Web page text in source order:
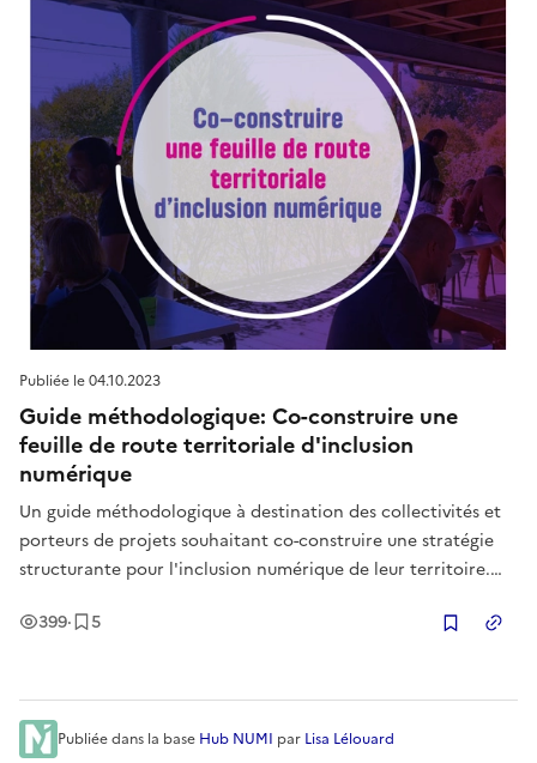
Publiée le04.10.2023
Guide méthodologique: Co-construire une
feuille de route territoriale d'inclusion
numérique
Un guide méthodologique à destination des collectivités et
porteurs de projets souhaitant co-construire une stratégie
structurante pour l'inclusion numérique de leur territoire.
territoriales, Hubikoop et Pays et Quartiers de Nouvelle A
399Vues
· 5Enregistrement
Publiéedans la base Hub NUMI par Lisa Lélouard